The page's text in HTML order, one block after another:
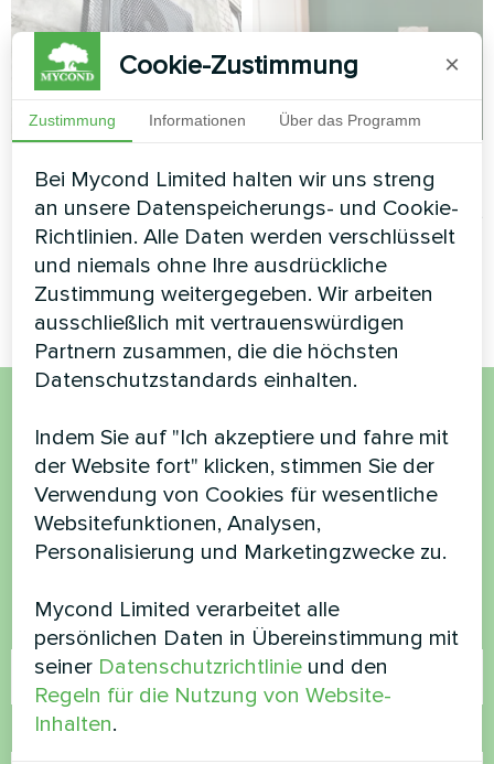
Privathaus 247 m³
MyCond Split-Wärmepumpen
der BeeSmart-Serie sorgen
für effizientes Heizen und
Kühlen
Privates Haus
Heizung Fußbodenthermostat
Mycond ORB Heat
Möchten Sie kaufen oder
haben Sie Fragen?
Kontaktieren Sie uns und wir werden Ihnen
Name
Rufnummer
Cookie-Zustimmung ×
Zustimmung Informationen Über das Programm
Bei Mycond Limited halten wir uns streng
an unsere Datenspeicherungs- und Cookie-
Richtlinien. Alle Daten werden verschlüsselt
und niemals ohne Ihre ausdrückliche
Zustimmung weitergegeben. Wir arbeiten
ausschließlich mit vertrauenswürdigen
Partnern zusammen, die die höchsten
Datenschutzstandards einhalten.
Indem Sie auf "Ich akzeptiere und fahre mit
der Website fort" klicken, stimmen Sie der
Verwendung von Cookies für wesentliche
Websitefunktionen, Analysen,
Personalisierung und Marketingzwecke zu.
Mycond Limited verarbeitet alle
persönlichen Daten in Übereinstimmung mit
seiner Datenschutzrichtlinie und den
Regeln für die Nutzung von Website-
Inhalten.